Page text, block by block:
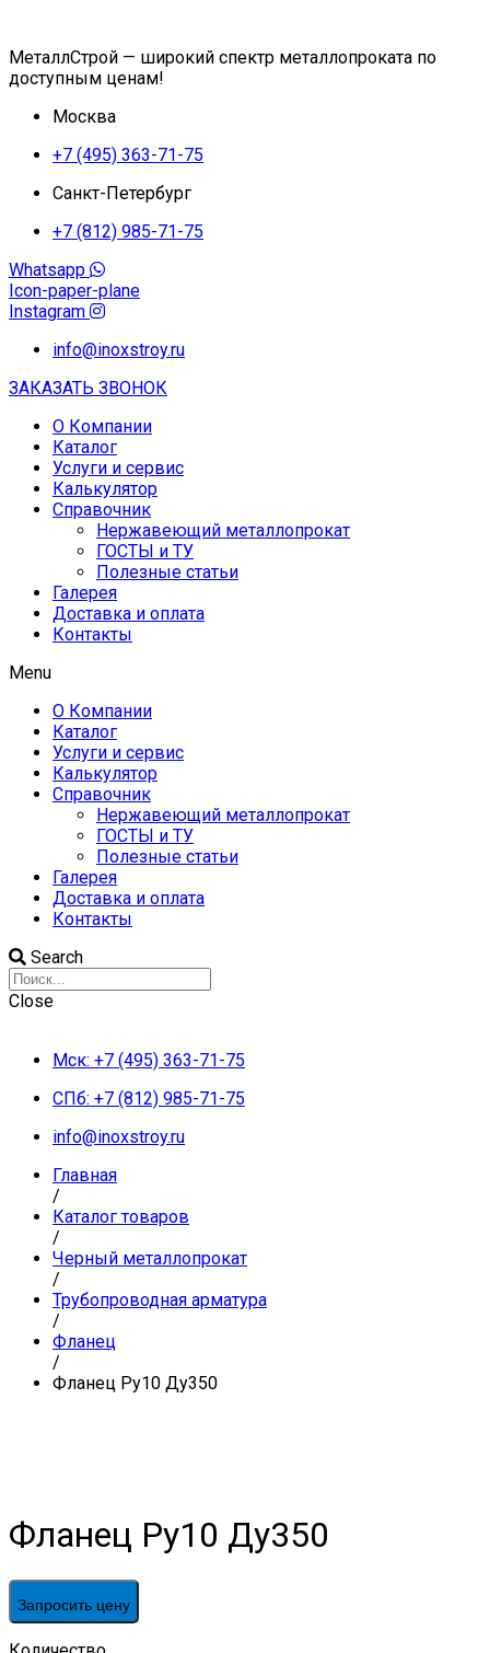
МеталлСтрой — широкий спектр металлопроката по
доступным ценам!
Москва
+7 (495) 363-71-75
Санкт-Петербург
+7 (812) 985-71-75
Whatsapp
Icon-paper-plane
Instagram
info@inoxstroy.ru
ЗАКАЗАТЬ ЗВОНОК
О Компании
Каталог
Услуги и сервис
Калькулятор
Справочник
Нержавеющий металлопрокат
ГОСТЫ и ТУ
Полезные статьи
Галерея
Доставка и оплата
Контакты
Menu
О Компании
Каталог
Услуги и сервис
Калькулятор
Справочник
Нержавеющий металлопрокат
ГОСТЫ и ТУ
Полезные статьи
Галерея
Доставка и оплата
Контакты
Search
Close
Мск: +7 (495) 363-71-75
СПб: +7 (812) 985-71-75
info@inoxstroy.ru
Главная
/
Каталог товаров
/
Черный металлопрокат
/
Трубопроводная арматура
/
Фланец
/
Фланец Ру10 Ду350
Фланец Ру10 Ду350
Запросить цену